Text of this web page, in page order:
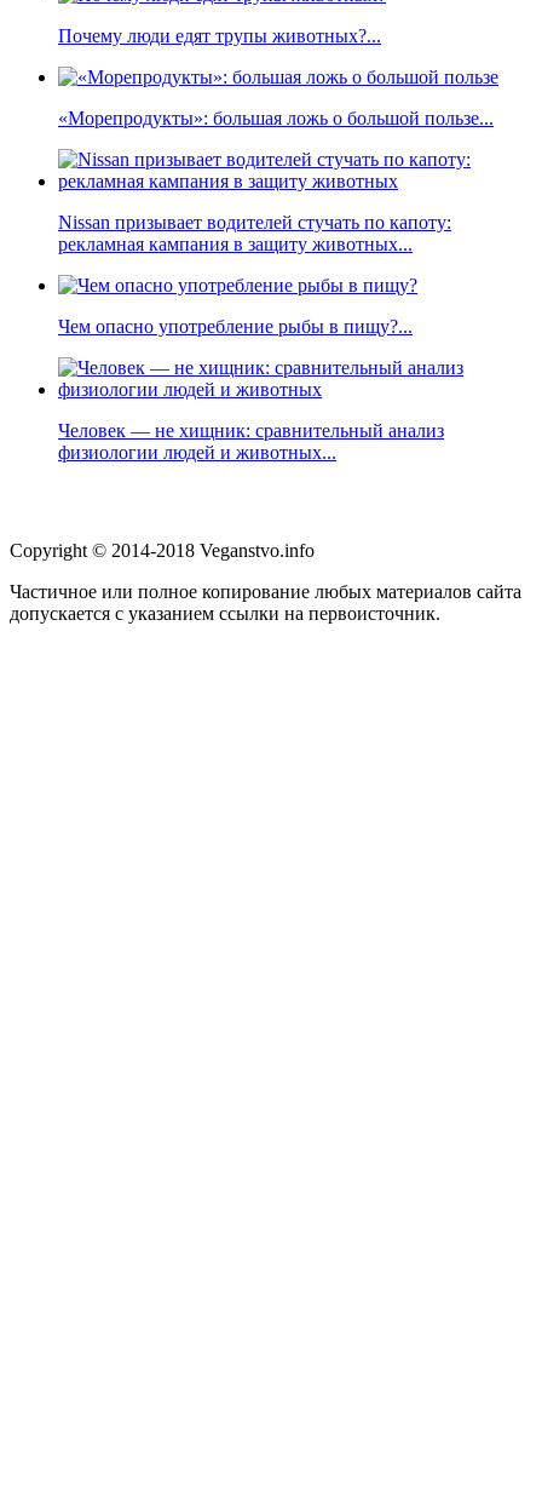
Почему люди едят трупы животных?...
«Морепродукты»: большая ложь о большой пользе...
Nissan призывает водителей стучать по капоту:
рекламная кампания в защиту животных...
Чем опасно употребление рыбы в пищу?...
Человек — не хищник: сравнительный анализ
физиологии людей и животных...
Copyright © 2014-2018 Veganstvo.info
Частичное или полное копирование любых материалов сайта
допускается с указанием ссылки на первоисточник.